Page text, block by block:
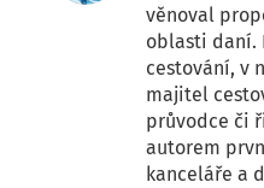
věnoval
oblasti daní.
cestování, v
majitel
průvodce či
autorem
kanceláře a